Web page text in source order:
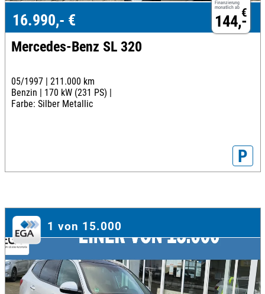
Finanzierung
monatlich ab €
144,-
16.990,- €
Mercedes-Benz SL 320
05/1997 | 211.000 km
Benzin | 170 kW (231 PS) |
Farbe: Silber Metallic
P
1 von 15.000